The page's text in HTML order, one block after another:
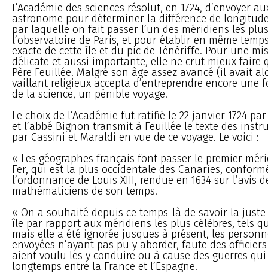
L’Académie des sciences résolut, en 1724, d’envoyer
astronome pour déterminer la différence de
par laquelle on fait passer l’un des méridiens les
l’observatoire de Paris, et pour établir en même
exacte de cette île et du pic de Ténériffe. Pour une
délicate et aussi importante, elle ne crut mieux faire
Père Feuillée. Malgré son âge assez avancé (il avait
vaillant religieux accepta d’entreprendre encore une
de la science, un pénible voyage.
Le choix de l’Académie fut ratifié le 22 janvier 1724
et l’abbé Bignon transmit à Feuillée le texte des
par Cassini et Maraldi en vue de ce voyage. Le voici :
« Les géographes français font passer le premier
Fer, qui est la plus occidentale des Canaries,
l’ordonnance de Louis XIII, rendue en 1634 sur l’avis
mathématiciens de son temps.
« On a souhaité depuis ce temps-là de savoir la
île par rapport aux méridiens les plus célèbres, tels
mais elle a été ignorée jusques à présent, les
envoyées n’ayant pas pu y aborder, faute des
aient voulu les y conduire ou à cause des guerres
longtemps entre la France et l’Espagne.